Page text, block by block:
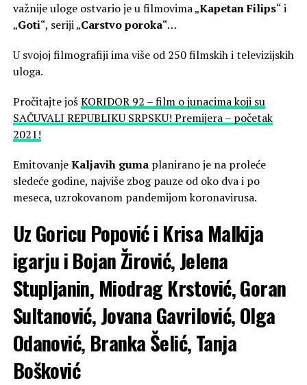
važnije uloge ostvario je u filmovima „Kapetan Filips“ i
„Goti“, seriji „Carstvo poroka“…
U svojoj filmografiji ima više od 250 filmskih i televizijskih
uloga.
Pročitajte jošKORIDOR 92 – film o junacima koji su
SAČUVALI REPUBLIKU SRPSKU! Premijera – početak
2021!
EmitovanjeKaljavih gumaplanirano je na proleće
sledeće godine, najviše zbog pauze od oko dva i po
meseca, uzrokovanom pandemijom koronavirusa.
Uz Goricu Popović i Krisa Malkija
igarju i Bojan Žirović, Jelena
Stupljanin, Miodrag Krstović, Goran
Sultanović, Jovana Gavrilović, Olga
Odanović, Branka Šelić, Tanja
Bošković